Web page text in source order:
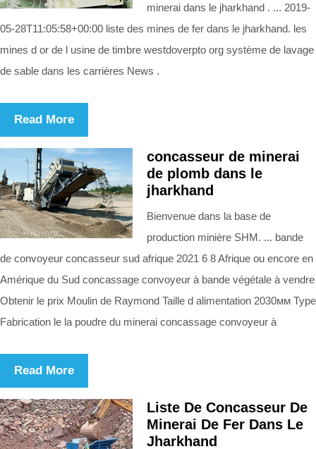
minerai dans le jharkhand . ... 2019-
05-28T11:05:58+00:00 liste des mines de fer dans le jharkhand. les
mines d or de l usine de timbre westdoverpto org système de lavage
de sable dans les carrières News .
Read More
concasseur de minerai
de plomb dans le
jharkhand
Bienvenue dans la base de
production minière SHM. ... bande
de convoyeur concasseur sud afrique 2021 6 8 Afrique ou encore en
Amérique du Sud concassage convoyeur à bande végétale à vendre
Obtenir le prix Moulin de Raymond Taille d alimentation 2030мм Type
Fabrication le la poudre du minerai concassage convoyeur à
Read More
Liste De Concasseur De
Minerai De Fer Dans Le
Jharkhand